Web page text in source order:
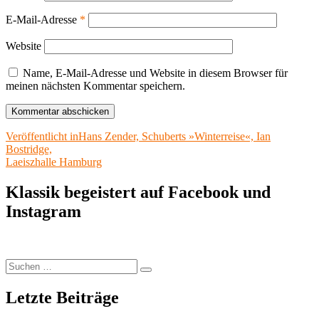
E-Mail-Adresse *
Website
Name, E-Mail-Adresse und Website in diesem Browser für
meinen nächsten Kommentar speichern.
Beitragsnavigation
Veröffentlicht inHans Zender, Schuberts »Winterreise«, Ian
Bostridge,
Laeiszhalle Hamburg
Klassik begeistert auf Facebook und
Instagram
Suchen
nach:
Suchen
Letzte Beiträge